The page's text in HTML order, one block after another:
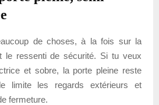
de choses, à la fois sur la
le ressenti de sécurité. Si tu veux
et sobre, la porte pleine reste
limite les regards extérieurs et
fermeture.